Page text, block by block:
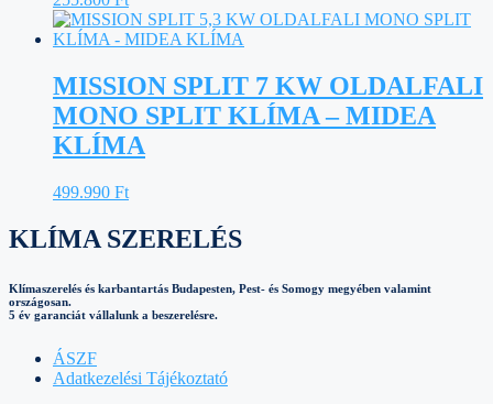
MISSION SPLIT 7 KW OLDALFALI
MONO SPLIT KLÍMA – MIDEA
KLÍMA
499.990 Ft
KLÍMA SZERELÉS
Klímaszerelés és karbantartás Budapesten, Pest- és Somogy megyében valamint
országosan.
5 év garanciát vállalunk a beszerelésre.
ÁSZF
Adatkezelési Tájékoztató